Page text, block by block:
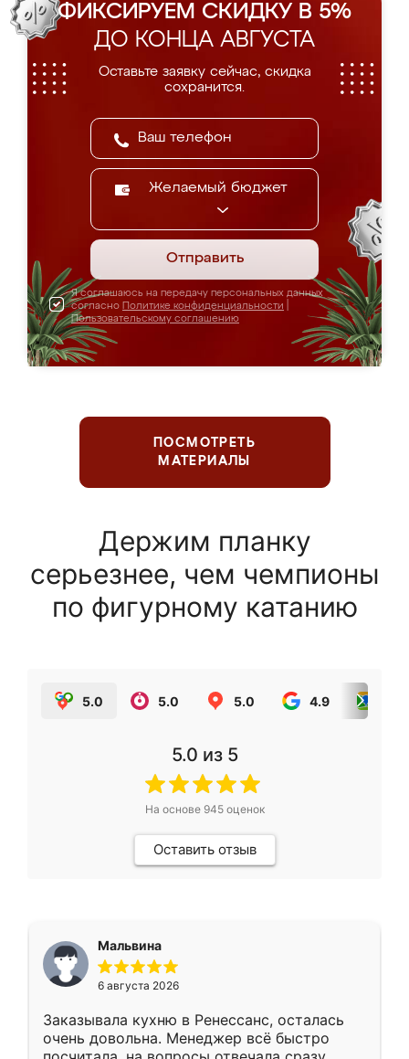
ФИКСИРУЕМ СКИДКУ В 5%
ДО КОНЦА АВГУСТА
Оставьте заявку сейчас, скидка
сохранится.
Желаемый бюджет
Отправить
Я соглашаюсь на передачу персональных данных
согласно Политике конфиденциальности
Пользовательскому соглашению
ПОСМОТРЕТЬ
МАТЕРИАЛЫ
Держим планку
серьезнее, чем чемпионы
по фигурному катанию
5.0 5.0 5.0 4.9
5.0 из 5
На основе 945оценок
Оставить отзыв
Мальвина
6 августа 2026
Заказывала кухню в Ренессанс, осталась
очень довольна. Менеджер всё быстро